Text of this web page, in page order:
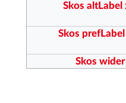
Skos
Skos
Skos